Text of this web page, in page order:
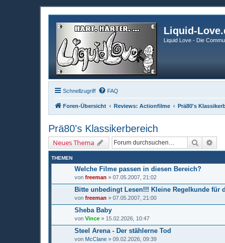
Liquid-
Liquid Love - Die
Schnellzugriff FAQ
Foren-Übersicht Reviews: Actionfilme Prä80's
Prä80's Klassikerbereich
Neues Thema Suche
THEMEN
Welche Filme passen in diesen Bereich?
von freeman » 07.05.2007, 21:02
Bitte unbedingt Lesen!!! Kleine Regelkunde für
von freeman » 07.05.2007, 21:00
Sheba Baby
von Vince » 15.02.2026, 10:47
Steel Arena - Der stählerne Tod
von McClane » 09.02.2026, 09:39